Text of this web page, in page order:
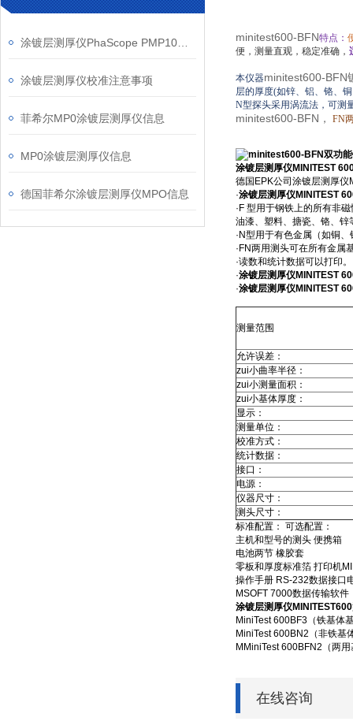
涂镀层测厚仪校准注意事项
菲希尔MP0涂镀层测厚仪信息
MP0涂镀层测厚仪信息
德国菲希尔涂镀层测厚仪MPO信息
minitest600-BFN特点：
便，测量直观，稳定准确，
本仪器minitest600-BFN
层的厚度(如锌、铝、铬、
N型探头采用涡流法，可测
minitest600-BFN， FN
涂镀层测厚仪MINITEST
德国EPK公司涂镀层测厚
·涂镀层测厚仪MINITEST
·F 型用于钢铁上的所有非
油漆、塑料、搪瓷、铬、锌
·N型用于有色金属（如铜
·FN两用测头可在所有金属
·读数和统计数据可以打印。
·涂镀层测厚仪MINITEST
·涂镀层测厚仪MINITEST
测量范围
允许误差：
zui小曲率半径：
zui小测量面积：
zui小基体厚度：
显示：
测量单位：
校准方式：
统计数据：
接口：
电源：
仪器尺寸：
测头尺寸：
标准配置： 可选配置：
主机和型号的测头 便携箱
电池两节 橡胶套
零板和厚度标准箔 打印机
操作手册 RS-232数据接口
MSOFT 7000数据传输软件
涂镀层测厚仪MINITEST600
MiniTest 600BF3（铁基体
MiniTest 600BN2（非铁基
MMiniTest 600BFN2（两
在线咨询